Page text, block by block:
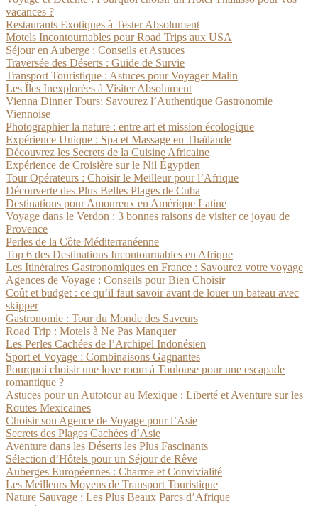
vacances ?
Restaurants Exotiques à Tester Absolument
Motels Incontournables pour Road Trips aux USA
Séjour en Auberge : Conseils et Astuces
Traversée des Déserts : Guide de Survie
Transport Touristique : Astuces pour Voyager Malin
Les Îles Inexplorées à Visiter Absolument
Vienna Dinner Tours: Savourez l’Authentique Gastronomie
Viennoise
Photographier la nature : entre art et mission écologique
Expérience Unique : Spa et Massage en Thaïlande
Découvrez les Secrets de la Cuisine Africaine
Expérience de Croisière sur le Nil Égyptien
Tour Opérateurs : Choisir le Meilleur pour l’Afrique
Découverte des Plus Belles Plages de Cuba
Destinations pour Amoureux en Amérique Latine
Voyage dans le Verdon : 3 bonnes raisons de visiter ce joyau de
Provence
Perles de la Côte Méditerranéenne
Top 6 des Destinations Incontournables en Afrique
Les Itinéraires Gastronomiques en France : Savourez votre voyage
Agences de Voyage : Conseils pour Bien Choisir
Coût et budget : ce qu’il faut savoir avant de louer un bateau avec
skipper
Gastronomie : Tour du Monde des Saveurs
Road Trip : Motels à Ne Pas Manquer
Les Perles Cachées de l’Archipel Indonésien
Sport et Voyage : Combinaisons Gagnantes
Pourquoi choisir une love room à Toulouse pour une escapade
romantique ?
Astuces pour un Autotour au Mexique : Liberté et Aventure sur les
Routes Mexicaines
Choisir son Agence de Voyage pour l’Asie
Secrets des Plages Cachées d’Asie
Aventure dans les Déserts les Plus Fascinants
Sélection d’Hôtels pour un Séjour de Rêve
Auberges Européennes : Charme et Convivialité
Les Meilleurs Moyens de Transport Touristique
Nature Sauvage : Les Plus Beaux Parcs d’Afrique